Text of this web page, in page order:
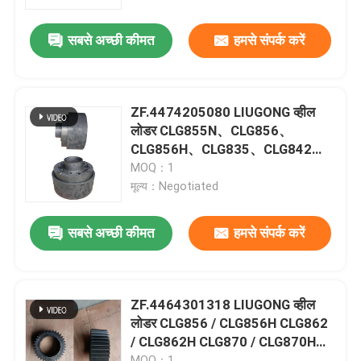
हमारे बारे में
गुणवत्ता नियंत्रण
संपर्क करें
समाचार
मामलों
ब्लॉग
सबसे अच्छी कीमत हमसे संपर्क करें
ZF.4474205080 LIUGONG व्हील
लोडर CLG855N、CLG856、
CLG856H、CLG835、CLG842
ट्रांसमिशन 4WG180/4WG200 के लिए
रिंग गियर
MOQ：1
मूल्य：Negotiated
सबसे अच्छी कीमत हमसे संपर्क करें
ZF.4464301318 LIUGONG व्हील
लोडर CLG856 / CLG856H CLG862
/ CLG862H CLG870 / CLG870H